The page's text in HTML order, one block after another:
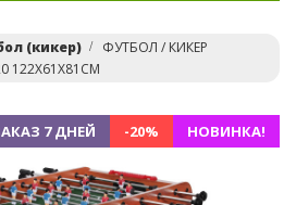
(кикер)
ФУТБОЛ / КИКЕР
122Х61Х81СМ
7 ДНЕЙ -20% НОВИНКА!